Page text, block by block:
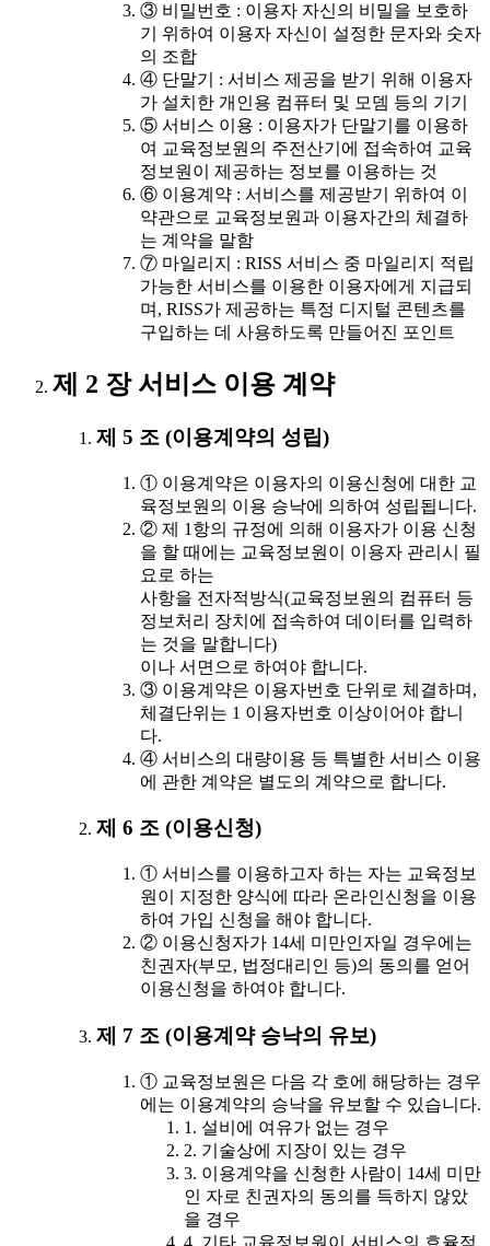
③ 비밀번호 : 이용자 자신의 비밀을 보호하
기 위하여 이용자 자신이 설정한 문자와 숫자
의 조합
④ 단말기 : 서비스 제공을 받기 위해 이용자
가 설치한 개인용 컴퓨터 및 모뎀 등의 기기
⑤ 서비스 이용 : 이용자가 단말기를 이용하
여 교육정보원의 주전산기에 접속하여 교육
정보원이 제공하는 정보를 이용하는 것
⑥ 이용계약 : 서비스를 제공받기 위하여 이
약관으로 교육정보원과 이용자간의 체결하
는 계약을 말함
⑦ 마일리지 : RISS 서비스 중 마일리지 적립
가능한 서비스를 이용한 이용자에게 지급되
며, RISS가 제공하는 특정 디지털 콘텐츠를
구입하는 데 사용하도록 만들어진 포인트
제 2 장 서비스 이용 계약
제 5 조 (이용계약의 성립)
① 이용계약은 이용자의 이용신청에 대한 교
육정보원의 이용 승낙에 의하여 성립됩니다.
② 제 1항의 규정에 의해 이용자가 이용 신청
을 할 때에는 교육정보원이 이용자 관리시 필
요로 하는
사항을 전자적방식(교육정보원의 컴퓨터 등
정보처리 장치에 접속하여 데이터를 입력하
는 것을 말합니다)
이나 서면으로 하여야 합니다.
③ 이용계약은 이용자번호 단위로 체결하며,
체결단위는 1 이용자번호 이상이어야 합니
다.
④ 서비스의 대량이용 등 특별한 서비스 이용
에 관한 계약은 별도의 계약으로 합니다.
제 6 조 (이용신청)
① 서비스를 이용하고자 하는 자는 교육정보
원이 지정한 양식에 따라 온라인신청을 이용
하여 가입 신청을 해야 합니다.
② 이용신청자가 14세 미만인자일 경우에는
친권자(부모, 법정대리인 등)의 동의를 얻어
이용신청을 하여야 합니다.
제 7 조 (이용계약 승낙의 유보)
① 교육정보원은 다음 각 호에 해당하는 경우
에는 이용계약의 승낙을 유보할 수 있습니다.
1. 설비에 여유가 없는 경우
2. 기술상에 지장이 있는 경우
3. 이용계약을 신청한 사람이 14세 미만
인 자로 친권자의 동의를 득하지 않았
을 경우
4. 기타 교육정보원이 서비스의 효율적